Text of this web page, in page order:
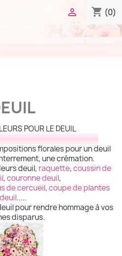
shopping_cart (0)

POUR LE DEUIL
florales pour un deuil
une crémation.
deuil, raquette,coussin de
,couronne deuil,
de cercueil,coupe de plantes
deuil.....
pour rendre hommage à vos
disparus.